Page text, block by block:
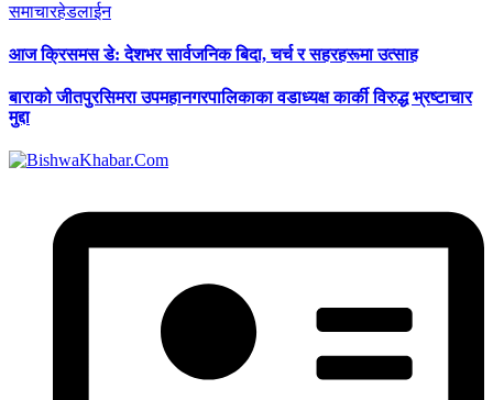
समाचारहेडलाईन
आज क्रिसमस डे: देशभर सार्वजनिक बिदा, चर्च र सहरहरूमा उत्साह
बाराको जीतपुरसिमरा उपमहानगरपालिकाका वडाध्यक्ष कार्की विरुद्ध भ्रष्टाचार
मुद्दा